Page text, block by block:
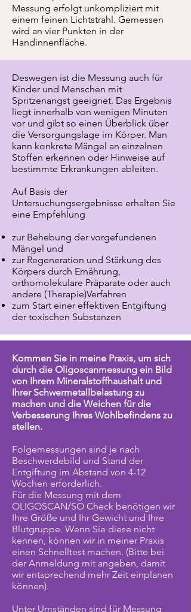
Messung erfolgt unkompliziert mit
einem feinen Lichtstrahl. Gemessen
wird an vier Punkten in der
Handinnenfläche.
Deswegen ist die Messung auch für
Kinder und Menschen mit
Spritzenangst geeignet. Das Ergebnis
liegt innerhalb von wenigen Minuten
vor und gibt so einen Überblick über
die Versorgungslage im Körper. Man
kann konkrete Mängel an einzelnen
Stoffen erkennen oder Hinweise auf
bestimmte Erkrankungen ableiten.
Auf Basis der
Untersuchungsergebnisse erhalten Sie
eine Empfehlung
zur Behebung der vorgefundenen
Mängel und
zur Regeneration und Stärkung des
Körpers durch Ernährung,
orthomolekulare Präparate oder auch
andere (Therapie)Verfahren
zum Start einer effektiven Entgiftung
der toxischen Substanzen
Kommen Sie in meine Praxis, um sich
durch die Oligoscanmessung ein Bild
von Ihrem Mineralstoffhaushalt und
Ihrer Schwermetallbelastung zu
machen und die Weichen für die
Verbesserung Ihres Wohlbefindens zu
stellen.
Folgemessungen sind je nach
Beschwerdebild und Stand der
Entgiftung im Abstand von 4-12
Wochen erforderlich.
Für die Messung mit dem
OLIGOSCAN/SO Check benötigen wir
Ihre Größe und Ihr Gewicht und Ihre
Blutgruppe. Wenn Sie diese nicht
kennen, können wir in meiner Praxis
einen Schnelltest machen. (Bitte bei
der Anmeldung mit angeben, damit
wir entsprechend mehr Zeit einplanen
können).
Unter Umständen sind für Messung